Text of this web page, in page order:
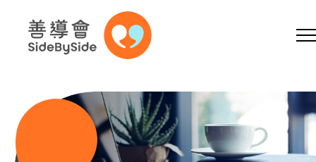
跳到內容（按回車鍵）
A A A EN